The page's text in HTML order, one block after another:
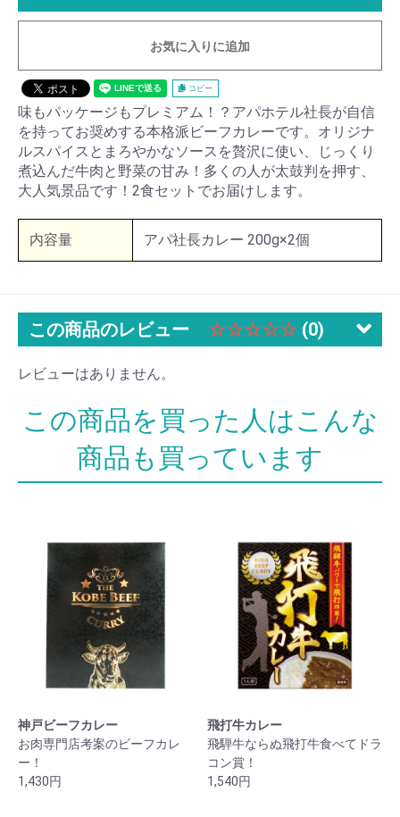
お気に入りに追加
コピー
味もパッケージもプレミアム！？アパホテル社長が自信
を持ってお奨めする本格派ビーフカレーです。オリジナ
ルスパイスとまろやかなソースを贅沢に使い、じっくり
煮込んだ牛肉と野菜の甘み！多くの人が太鼓判を押す、
大人気景品です！2食セットでお届けします。
内容量 アパ社長カレー 200g×2個
この商品のレビュー ☆☆☆☆☆ (0)
レビューはありません。
神戸ビーフカレー
お肉専門店考案のビーフカレ
ー！
1,430円
飛打牛カレー
飛騨牛ならぬ飛打牛食べてドラ
コン賞！
1,540円